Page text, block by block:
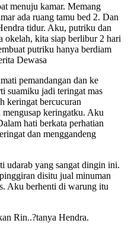
menuju kamar. Memang
ada ruang tamu bed 2. Dan
tidur. Aku, putriku dan
okelah, kita siap berlibur 2 hari
putriku hanya berdiam
Dewasa
pemandangan dan ke
suamiku jadi teringat mas
keringat bercucuran
keringatku. Aku
hati berkata perhatian
dan menggandeng
udarab yang sangat dingin ini.
disitu jual minuman
Aku berhenti di warung itu
Rin..?tanya Hendra.